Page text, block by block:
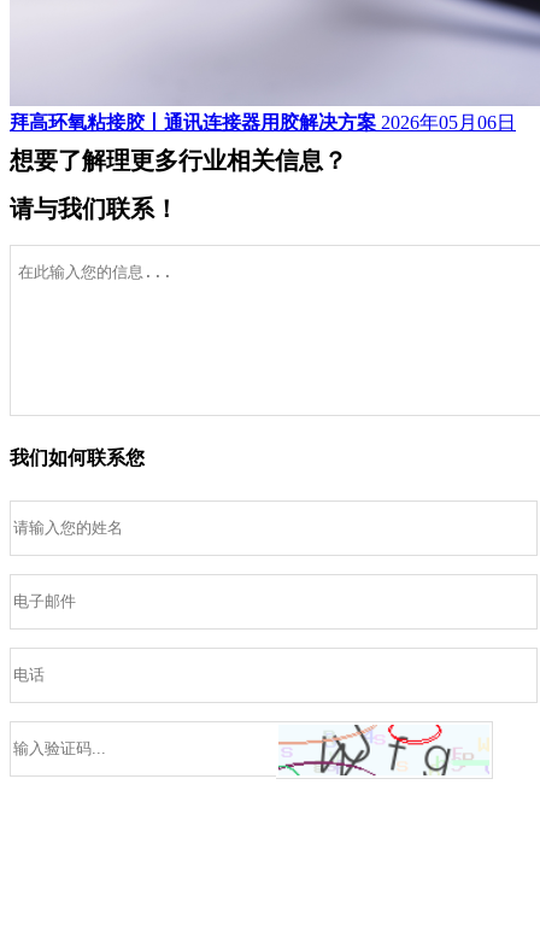
拜高环氧粘接胶丨通讯连接器用胶解决方案 2026年05月06日
想要了解理更多行业相关信息？
请与我们联系！
我们如何联系您